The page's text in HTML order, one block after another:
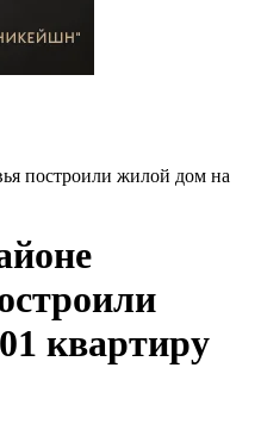
построили жилой дом на
квартиру